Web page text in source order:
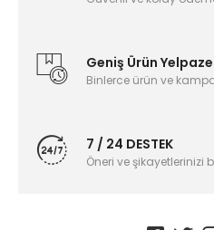
Geniş Ürün
Binlerce ürün ve
7 / 24 DESTEK
Öneri ve şikayetlerinizi